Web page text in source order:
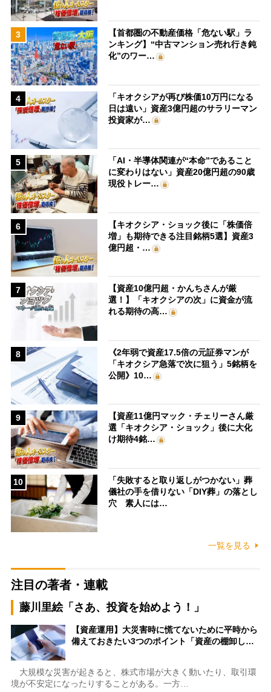
3
【首都圏の不動産価格「危ない駅」ラ
ンキング】“中古マンション売れ行き鈍
化”のワー…
4
「キオクシアが再び株価10万円になる
日は遠い」資産3億円超のサラリーマン
投資家が…
5
「AI・半導体関連が“本命”であること
に変わりはない」資産20億円超の90歳
現役トレー…
6
【キオクシア・ショック後に「株価倍
増」も期待できる注目銘柄5選】資産3
億円超・…
7
【資産10億円超・かんちさんが厳
選！】「キオクシアの次」に資金が流
れる期待の高…
8
《2年弱で資産17.5倍の元証券マンが
「キオクシア急落で次に狙う」5銘柄を
公開》10…
9
【資産11億円マック・チェリーさん厳
選「キオクシア・ショック」後に大化
け期待4銘…
10
「失敗すると取り返しがつかない」葬
儀社の手を借りない「DIY葬」の落とし
穴 素人には…
一覧を見る
注目の著者・連載
藤川里絵「さあ、投資を始めよう！」
【資産運用】大災害時に慌てないために平時から
備えておきたい3つのポイント「資産の棚卸し…
大規模な災害が起きると、株式市場が大きく動いたり、取引環
境が不安定になったりすることがある。一方…